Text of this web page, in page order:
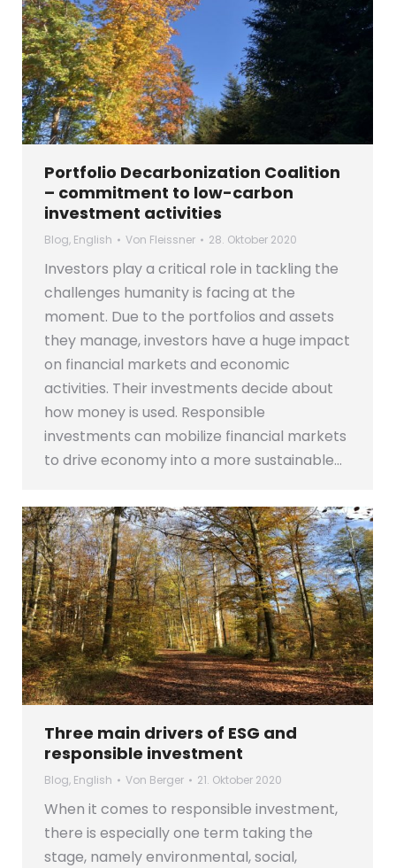
Portfolio Decarbonization Coalition
– commitment to low-carbon
investment activities
Blog, English Von Fleissner 28. Oktober 2020
Investors play a critical role in tackling the
challenges humanity is facing at the
moment. Due to the portfolios and assets
they manage, investors have a huge impact
on financial markets and economic
activities. Their investments decide about
how money is used. Responsible
investments can mobilize financial markets
to drive economy into a more sustainable…
Three main drivers of ESG and
responsible investment
Blog, English Von Berger 21. Oktober 2020
When it comes to responsible investment,
there is especially one term taking the
stage, namely environmental, social,